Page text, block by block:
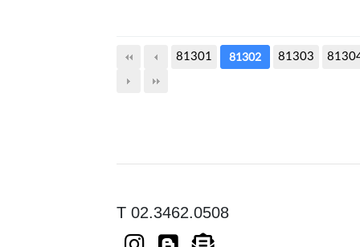
81301 81302 81303
T 02.3462.0508